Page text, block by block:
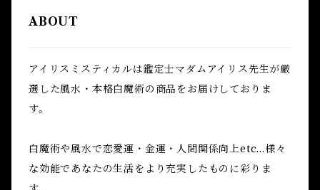
ABOUT
アイリスミスティカルは鑑定士マダムアイリス先生が厳
選した風水・本格白魔術の商品をお届けしておりま
す。
白魔術や風水で恋愛運・金運・人間関係向上etc...様々
な効能であなたの生活をより充実したものに彩りま